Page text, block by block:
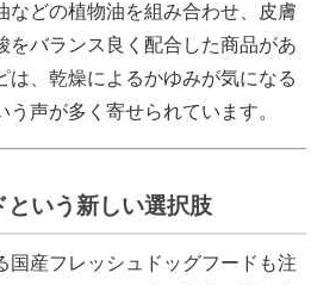
などの植物油を組み合わせ、皮膚
をバランス良く配合した商品があ
は、乾燥によるかゆみが気になる
声が多く寄せられています。
という新しい選択肢
国産フレッシュドッグフードも注